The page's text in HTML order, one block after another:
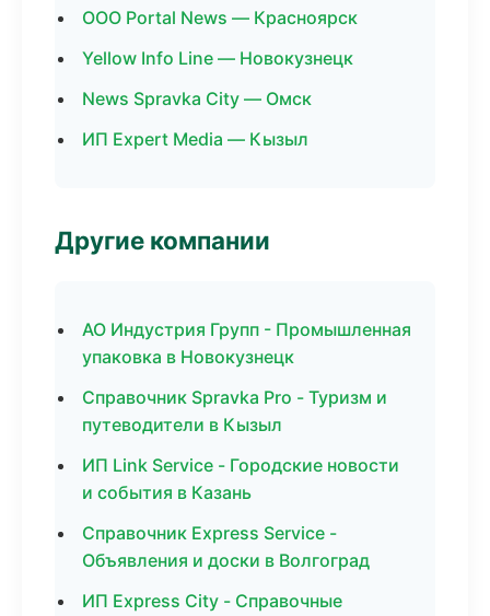
ООО Portal News — Красноярск
Yellow Info Line — Новокузнецк
News Spravka City — Омск
ИП Expert Media — Кызыл
Другие компании
АО Индустрия Групп - Промышленная
упаковка в Новокузнецк
Справочник Spravka Pro - Туризм и
путеводители в Кызыл
ИП Link Service - Городские новости
и события в Казань
Справочник Express Service -
Объявления и доски в Волгоград
ИП Express City - Справочные